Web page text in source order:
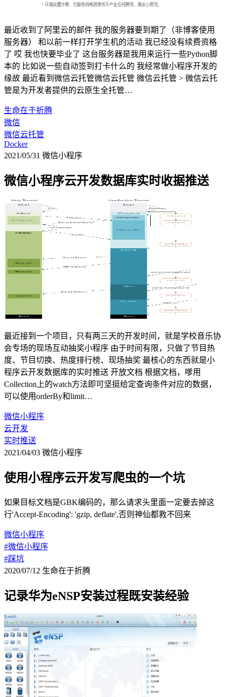
最近收到了阿里云的邮件 我的服务器要到期了（非博客使用
服务器） 和以前一样打开学生机的活动 我已经没有续费资格
了 哎 我也快要毕业了 这台服务器是我用来运行一些Python脚
本的 比如说一些自动签到打卡什么的 我经常做小程序开发的
缘故 最近看到微信云托管微信云托管 微信云托管 > 微信云托
管是为开发者提供的云原生全托管…
生命在于折腾
微信
微信云托管
Docker
2021/05/31 微信小程序
微信小程序云开发数据库实时收据推送
最近接到一个项目，只有两三天的开发时间，就是学校音乐协
会专场的现场互动抽奖小程序 由于时间有限，只做了节目热
度、节目切换、热度排行榜、现场抽奖 最核心的东西就是小
程序云开发数据库的实时推送 开放文档 根据文档，嗲用
Collection上的watch方法即可坚挺给定查询条件对应的数据，
可以使用orderBy和limit…
微信小程序
云开发
实时推送
2021/04/03 微信小程序
使用小程序云开发写爬虫的一个坑
如果目标文档是GBK编码的，那么请求头里面一定要去掉这
行'Accept-Encoding': 'gzip, deflate',否则神仙都救不回来
微信小程序
#微信小程序
#踩坑
2020/07/12 生命在于折腾
记录华为eNSP安装过程既安装经验